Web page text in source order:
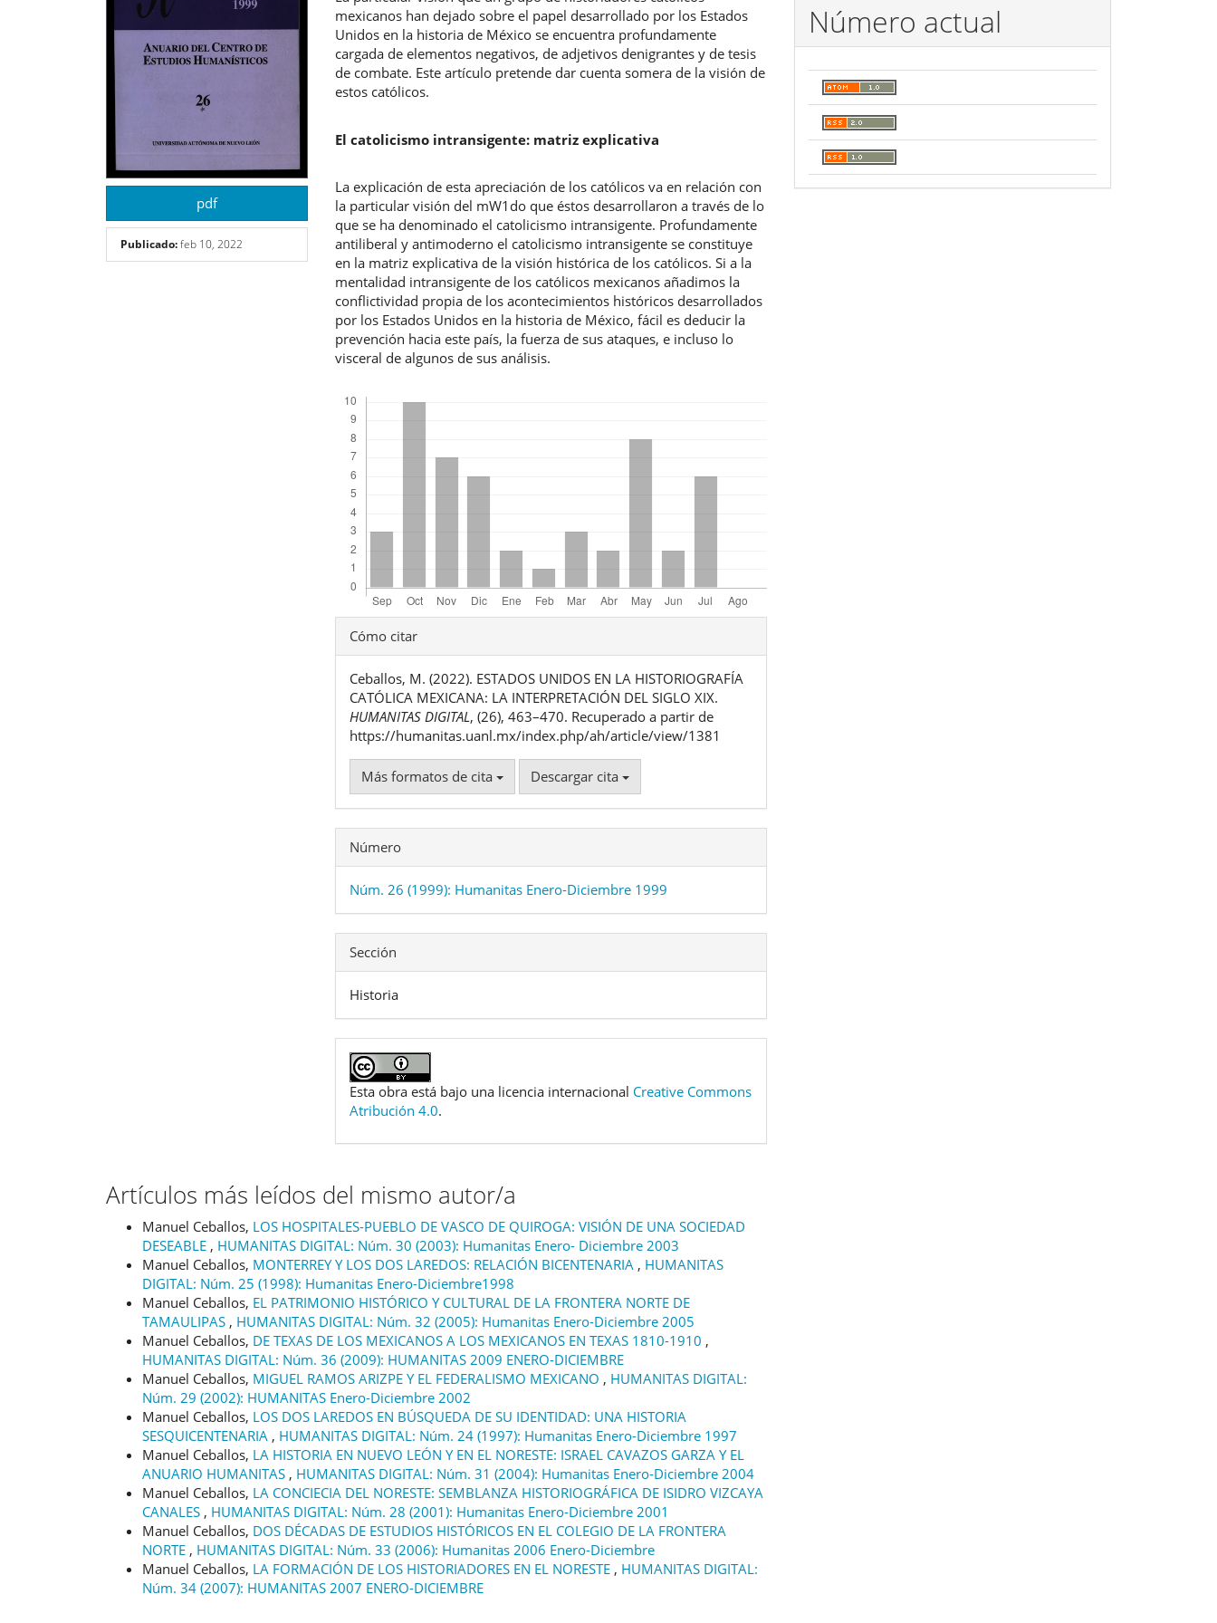
artículo
pdf
Publicado:feb 10, 2022
artículo
mexicanos han dejado sobre el papel desarrollado por los Estados
Unidos en la historia de México se encuentra profundamente
cargada de elementos negativos, de adjetivos denigrantes y de tesis
de combate. Este artículo pretende dar cuenta somera de la visión de
estos católicos.
El catolicismo intransigente: matriz explicativa
La explicación de esta apreciación de los católicos va en relación con
la particular visión del mW1do que éstos desarrollaron a través de lo
que se ha denominado el catolicismo intransigente. Profundamente
antiliberal y antimoderno el catolicismo intransigente se constituye
en la matriz explicativa de la visión histórica de los católicos. Si a la
mentalidad intransigente de los católicos mexicanos añadimos la
conflictividad propia de los acontecimientos históricos desarrollados
por los Estados Unidos en la historia de México, fácil es deducir la
prevención hacia este país, la fuerza de sus ataques, e incluso lo
visceral de algunos de sus análisis.
Detalles
del
artículo
Cómo citar
Ceballos, M. (2022). ESTADOS UNIDOS EN LA HISTORIOGRAFÍA
CATÓLICA MEXICANA: LA INTERPRETACIÓN DEL SIGLO XIX.
HUMANITAS DIGITAL, (26), 463–470. Recuperado a partir de
https://humanitas.uanl.mx/index.php/ah/article/view/1381
Más formatos de cita Descargar cita
Número
Núm. 26 (1999): Humanitas Enero-Diciembre 1999
Sección
Historia
Esta obra está bajo una licencia internacional Creative Commons
Atribución 4.0.
Artículos más leídos del mismo autor/a
Manuel Ceballos, LOS HOSPITALES-PUEBLO DE VASCO DE QUIROGA: VISIÓN DE UNA SOCIEDAD
DESEABLE , HUMANITAS DIGITAL: Núm. 30 (2003): Humanitas Enero- Diciembre 2003
Manuel Ceballos, MONTERREY Y LOS DOS LAREDOS: RELACIÓN BICENTENARIA , HUMANITAS
DIGITAL: Núm. 25 (1998): Humanitas Enero-Diciembre1998
Manuel Ceballos, EL PATRIMONIO HISTÓRICO Y CULTURAL DE LA FRONTERA NORTE DE
TAMAULIPAS , HUMANITAS DIGITAL: Núm. 32 (2005): Humanitas Enero-Diciembre 2005
Manuel Ceballos, DE TEXAS DE LOS MEXICANOS A LOS MEXICANOS EN TEXAS 1810-1910 ,
HUMANITAS DIGITAL: Núm. 36 (2009): HUMANITAS 2009 ENERO-DICIEMBRE
Manuel Ceballos, MIGUEL RAMOS ARIZPE Y EL FEDERALISMO MEXICANO , HUMANITAS DIGITAL:
Núm. 29 (2002): HUMANITAS Enero-Diciembre 2002
Manuel Ceballos, LOS DOS LAREDOS EN BÚSQUEDA DE SU IDENTIDAD: UNA HISTORIA
SESQUICENTENARIA , HUMANITAS DIGITAL: Núm. 24 (1997): Humanitas Enero-Diciembre 1997
Manuel Ceballos, LA HISTORIA EN NUEVO LEÓN Y EN EL NORESTE: ISRAEL CAVAZOS GARZA Y EL
ANUARIO HUMANITAS , HUMANITAS DIGITAL: Núm. 31 (2004): Humanitas Enero-Diciembre 2004
Manuel Ceballos, LA CONCIECIA DEL NORESTE: SEMBLANZA HISTORIOGRÁFICA DE ISIDRO VIZCAYA
CANALES , HUMANITAS DIGITAL: Núm. 28 (2001): Humanitas Enero-Diciembre 2001
Manuel Ceballos, DOS DÉCADAS DE ESTUDIOS HISTÓRICOS EN EL COLEGIO DE LA FRONTERA
NORTE , HUMANITAS DIGITAL: Núm. 33 (2006): Humanitas 2006 Enero-Diciembre
Manuel Ceballos, LA FORMACIÓN DE LOS HISTORIADORES EN EL NORESTE , HUMANITAS DIGITAL:
Núm. 34 (2007): HUMANITAS 2007 ENERO-DICIEMBRE
Número actual